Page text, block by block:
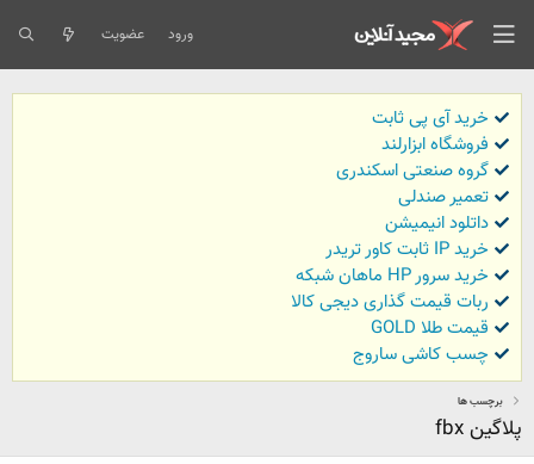
ورود عضویت
خرید آی پی ثابت
فروشگاه ابزارلند
گروه صنعتی اسکندری
تعمیر صندلی
داتلود انیمیشن
خرید IP ثابت کاور تریدر
خرید سرور HP ماهان شبکه
ربات قیمت گذاری دیجی کالا
قیمت طلا GOLD
چسب کاشی ساروج
برچسب ها
پلاگین fbx